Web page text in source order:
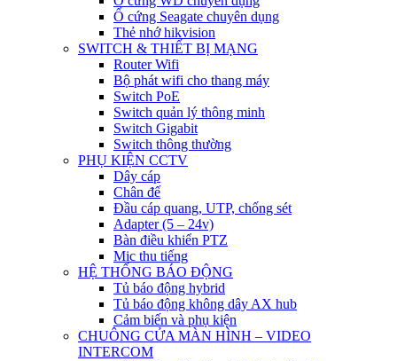
Ổ cứng Seagate chuyên dụng
Thẻ nhớ hikvision
SWITCH & THIẾT BỊ MẠNG
Router Wifi
Bộ phát wifi cho thang máy
Switch PoE
Switch quản lý thông minh
Switch Gigabit
Switch thông thường
PHỤ KIỆN CCTV
Dây cáp
Chân đế
Đầu cáp quang, UTP, chống sét
Adapter (5 – 24v)
Bàn điều khiển PTZ
Mic thu tiếng
HỆ THỐNG BÁO ĐỘNG
Tủ báo động hybrid
Tủ báo động không dây AX hub
Cảm biến và phụ kiện
CHUÔNG CỬA MÀN HÌNH – VIDEO
INTERCOM